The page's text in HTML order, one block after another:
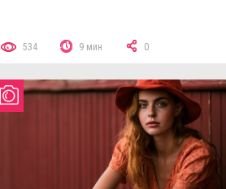
534 9 мин 0